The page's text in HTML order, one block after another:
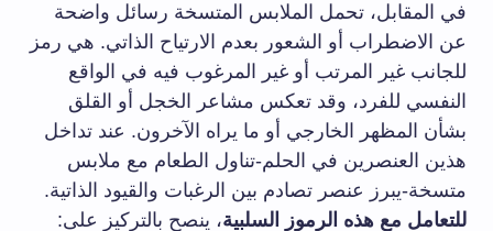
في المقابل، تحمل الملابس المتسخة رسائل واضحة
عن الاضطراب أو الشعور بعدم الارتياح الذاتي. هي رمز
للجانب غير المرتب أو غير المرغوب فيه في الواقع
النفسي للفرد، وقد تعكس مشاعر الخجل أو القلق
بشأن المظهر الخارجي أو ما يراه الآخرون. عند تداخل
هذين العنصرين في الحلم-تناول الطعام مع ملابس
متسخة-يبرز عنصر تصادم بين الرغبات والقيود الذاتية.
للتعامل مع هذه الرموز السلبية، ينصح بالتركيز على: